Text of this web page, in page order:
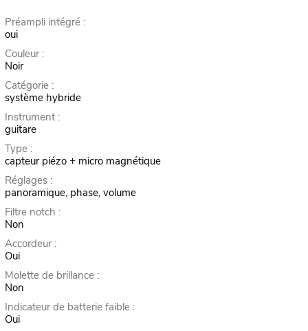
Préampli intégré :
oui
Couleur :
Noir
Catégorie :
système hybride
Instrument :
guitare
Type :
capteur piézo + micro magnétique
Réglages :
panoramique, phase, volume
Filtre notch :
Non
Accordeur :
Oui
Molette de brillance :
Non
Indicateur de batterie faible :
Oui